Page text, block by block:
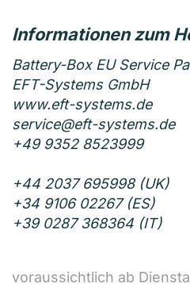
Battery-Box EU Service
EFT-Systems GmbH
www.eft-systems.de
service@eft-systems.de
+49 9352 8523999
+44 2037 695998 (UK)
+34 9106 02267 (ES)
+39 0287 368364 (IT)
voraussichtlich ab